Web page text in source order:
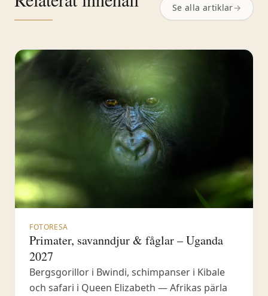
Se alla artiklar→
FOTORESA
Primater, savanndjur & fåglar – Uganda
2027
Bergsgorillor i Bwindi, schimpanser i Kibale
och safari i Queen Elizabeth — Afrikas pärla